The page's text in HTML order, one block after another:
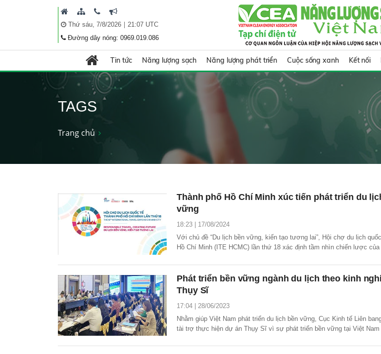
Thứ sáu, 7/8/2026| 21:07 UTC
Đường dây nóng: 0969.019.086
Tin tức Năng lượng sạch Năng lượng phát triển Cuộc sống xanh Kết nối
TAGS
Trang chủ
Thành phố Hồ Chí Minh xúc tiến phát triển du
vững
18:23 | 17/08/2024
Với chủ đề “Du lịch bền vững, kiến tạo tương lai”, Hội chợ du lịch
Hồ Chí Minh (ITE HCMC) lần thứ 18 xác định tầm nhìn chiến lược của
lịch bền vững.
Phát triển bền vững ngành du lịch theo kinh
Thụy Sĩ
17:04 | 28/06/2023
Nhằm giúp Việt Nam phát triển du lịch bền vững, Cục Kinh tế Liên
tài trợ thực hiện dự án Thụy Sĩ vì sự phát triển bền vững tại Việt Nam